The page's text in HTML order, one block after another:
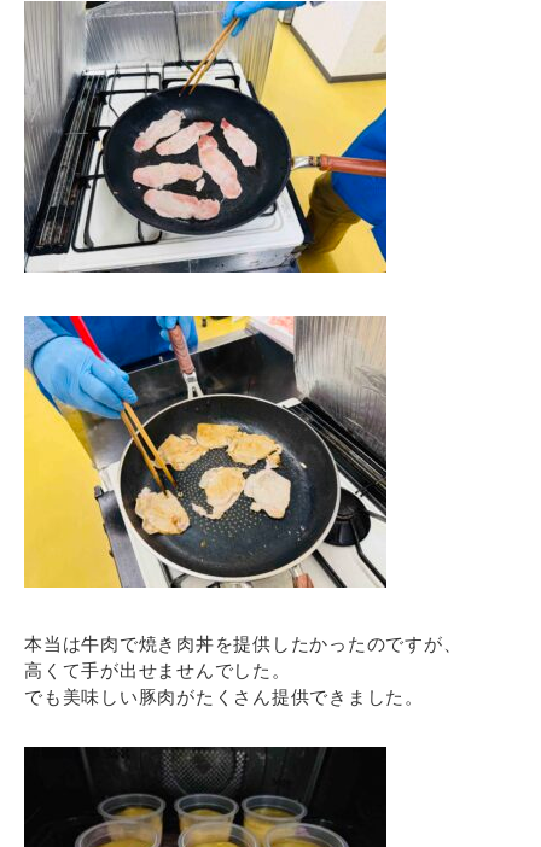
本当は牛肉で焼き肉丼を提供したかったのですが、
高くて手が出せませんでした。
でも美味しい豚肉がたくさん提供できました。